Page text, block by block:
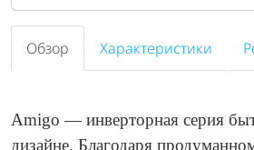
Обзор Характеристики
Amigo — инверторная серия
дизайне. Благодаря